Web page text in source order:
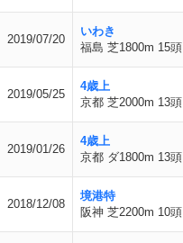
2019/07/20
いわき
福島 芝1800m 15頭
2019/05/25
4歳上
京都 芝2000m 13頭
2019/01/26
4歳上
京都 ダ1800m 13頭
2018/12/08
境港特
阪神 芝2200m 10頭